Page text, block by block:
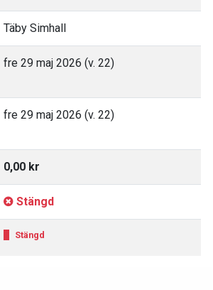
Täby Simhall
fre 29 maj 2026 (v. 22)
fre 29 maj 2026 (v. 22)
0,00 kr
Stängd
Stängd